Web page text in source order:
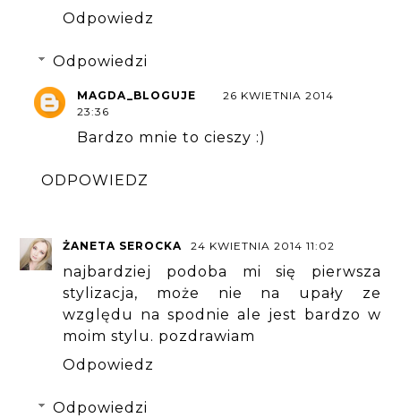
Odpowiedz
Odpowiedzi
MAGDA_BLOGUJE
26 KWIETNIA 2014
23:36
Bardzo mnie to cieszy :)
ODPOWIEDZ
ŻANETA SEROCKA 24 KWIETNIA 2014 11:02
najbardziej podoba mi się pierwsza
stylizacja, może nie na upały ze
względu na spodnie ale jest bardzo w
moim stylu. pozdrawiam
Odpowiedz
Odpowiedzi